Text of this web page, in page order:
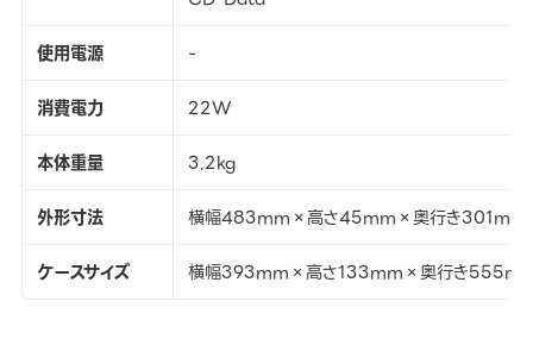
使用電源
-
消費電力
22W
本体重量
3.2kg
外形寸法
横幅483mm×高さ45mm×奥行き301mm
ケースサイズ
横幅393mm×高さ133mm×奥行き